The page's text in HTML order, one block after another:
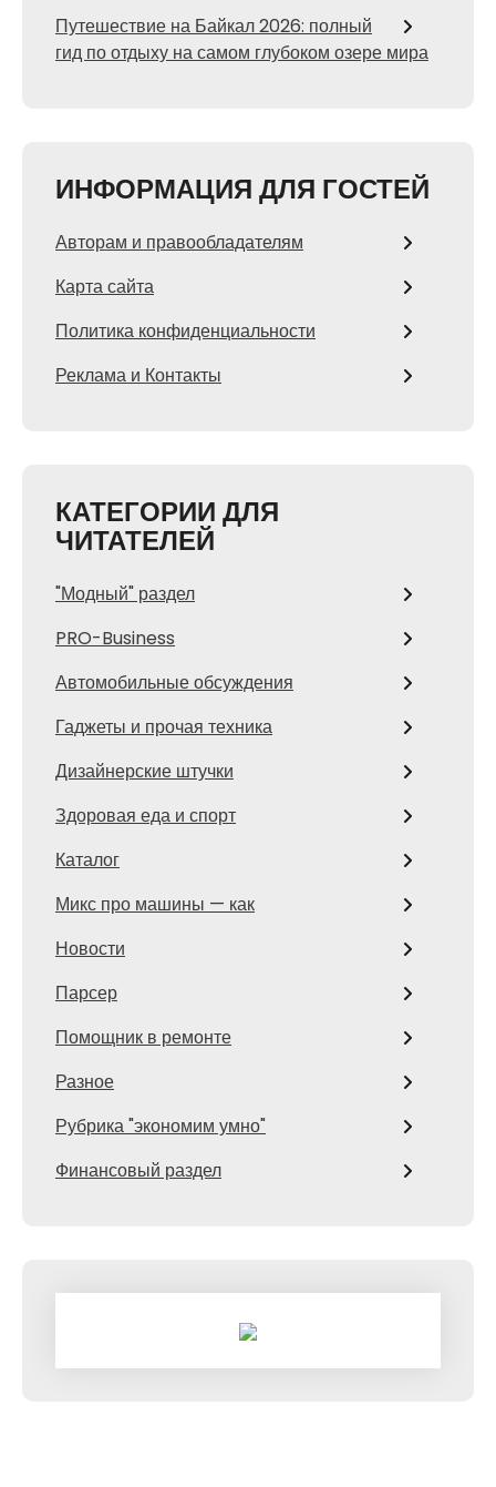
Путешествие на Байкал 2026: полный
гид по отдыху на самом глубоком озере мира
ИНФОРМАЦИЯ ДЛЯ ГОСТЕЙ
Авторам и правообладателям
Карта сайта
Политика конфиденциальности
Реклама и Контакты
КАТЕГОРИИ ДЛЯ
ЧИТАТЕЛЕЙ
"Модный" раздел
PRO-Business
Автомобильные обсуждения
Гаджеты и прочая техника
Дизайнерские штучки
Здоровая еда и спорт
Каталог
Микс про машины — как
Новости
Парсер
Помощник в ремонте
Разное
Рубрика "экономим умно"
Финансовый раздел